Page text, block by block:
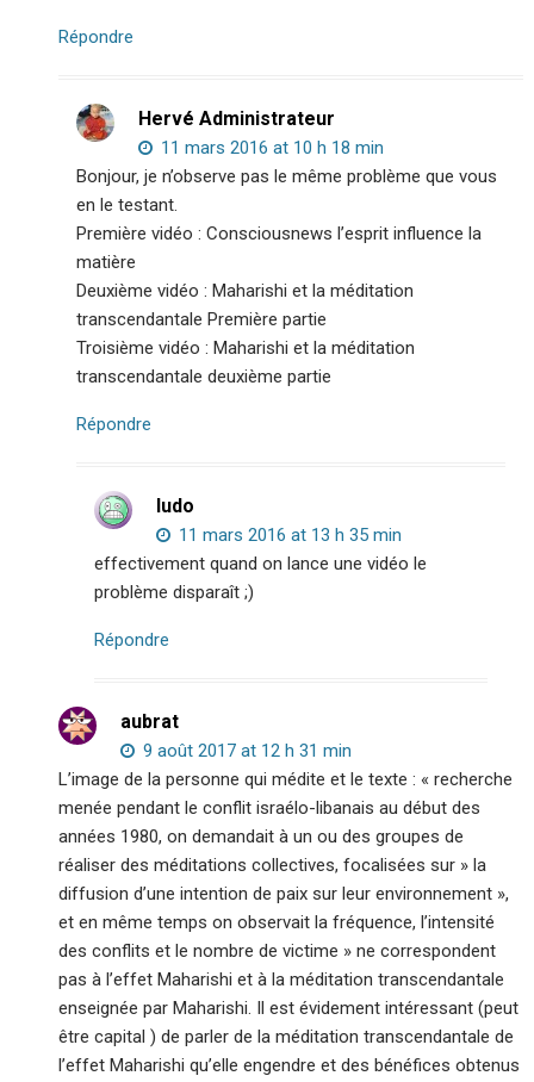
Répondre
Hervé Administrateur
11 mars 2016 at 10 h 18 min
Bonjour, je n’observe pas le même problème que vous
en le testant.
Première vidéo : Consciousnews l’esprit influence la
matière
Deuxième vidéo : Maharishi et la méditation
transcendantale Première partie
Troisième vidéo : Maharishi et la méditation
transcendantale deuxième partie
Répondre
ludo
11 mars 2016 at 13 h 35 min
effectivement quand on lance une vidéo le
problème disparaît ;)
Répondre
aubrat
9 août 2017 at 12 h 31 min
L’image de la personne qui médite et le texte : « recherche
menée pendant le conflit israélo-libanais au début des
années 1980, on demandait à un ou des groupes de
réaliser des méditations collectives, focalisées sur » la
diffusion d’une intention de paix sur leur environnement »,
et en même temps on observait la fréquence, l’intensité
des conflits et le nombre de victime » ne correspondent
pas à l’effet Maharishi et à la méditation transcendantale
enseignée par Maharishi. Il est évidement intéressant (peut
être capital ) de parler de la méditation transcendantale de
l’effet Maharishi qu’elle engendre et des bénéfices obtenus